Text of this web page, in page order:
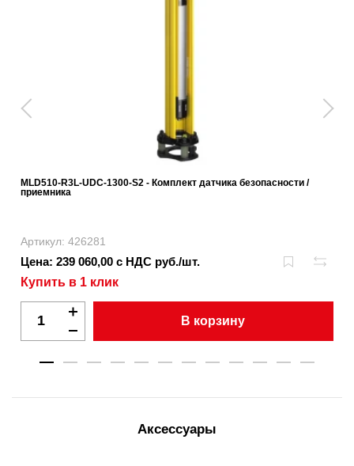
MLD510-R3L-UDC-1300-S2 - Комплект датчика безопасности /
приемника
Артикул: 426281
Цена: 239 060,00 с НДС руб./шт.
Купить в 1 клик
В корзину
Аксессуары